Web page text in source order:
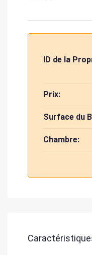
ID de la
Prix:
Surface du
Chambre: